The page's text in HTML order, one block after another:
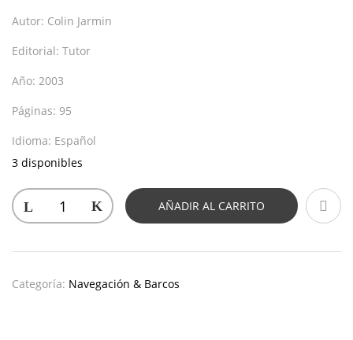
Autor: Colin Jarmin
Editorial: Tutor
Año: 2003
Páginas: 95
Idioma: Español
3 disponibles
AÑADIR AL CARRITO
Categoría: Navegación & Barcos